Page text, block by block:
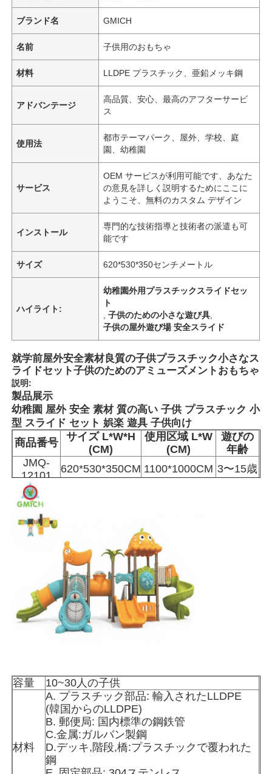
製品
私たちについて
工場見学
品質管理
お問い合わせ
ブランド名 GMICH
名前 子供用のおもちゃ
材料 LLDPE プラスチック、亜鉛メッキ鋼
アドバンテージ
高品質、安心、最高のアフターサービ
ス
使用法
都市テーマパーク、屋外、学校、庭
園、幼稚園
サービス
OEM サービスが利用可能です、あなた
の意見を詳しく説明するためにここに
ようこそ、無料のカスタム デザイン
インストール
専門的な技術指導と技術者の派遣も可
能です
サイズ 620*530*350センチメートル
ハイライト:
幼稚園外用プラスチックスライドセッ
ト
,子供のための小さな遊び具
子供の屋外遊び場 安全スライド
就学前屋外安全素材良質の子供プラスチック小さなス
ライドセット子供のためのアミューズメントおもちゃ
説明:
製品展示
幼稚園 屋外 安全 素材 質の高い 子供 プラスチック 小
型 スライド セット 娯楽 遊具 子供向け
商品番号
サイズ L*W*H
(CM)
使用区域 L*W
(CM)
遊びの
年齢
JMQ-
12101
620*530*350CM 1100*1000CM 3〜15歳
容量 10~30人の子供
材料
A. プラスチック部品: 輸入されたLLDPE
(韓国からのLLDPE)
B. 郵便局: 国内標準の鋼鉄管
C.金属:ガルバン製鋼
D.デッキ,階段,橋:プラスチックで覆われた
鋼